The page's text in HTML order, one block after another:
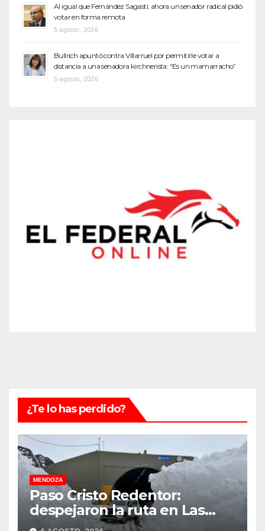
Al igual que Fernández Sagasti, ahora un senador radical pidió
votar en forma remota
5 agosto, 2026
Bullrich apuntó contra Villarruel por permitirle votar a
distancia a una senadora kirchnerista: “Es un mamarracho”
5 agosto, 2026
¿Te lo has perdido?
MENDOZA
Paso Cristo Redentor:
despejaron la ruta en Las
Cuevas antes de otro